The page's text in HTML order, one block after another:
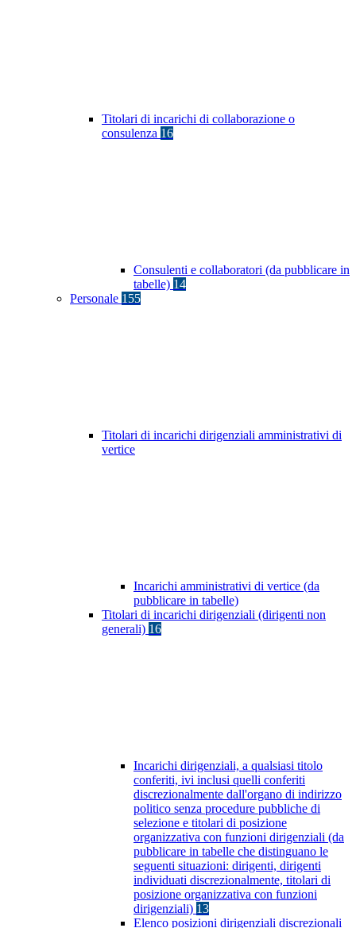
Titolari di incarichi di collaborazione o
consulenza 16
Consulenti e collaboratori (da pubblicare in
tabelle) 14
Personale 155
Titolari di incarichi dirigenziali amministrativi di
vertice
Incarichi amministrativi di vertice (da
pubblicare in tabelle)
Titolari di incarichi dirigenziali (dirigenti non
generali) 16
Incarichi dirigenziali, a qualsiasi titolo
conferiti, ivi inclusi quelli conferiti
discrezionalmente dall'organo di indirizzo
politico senza procedure pubbliche di
selezione e titolari di posizione
organizzativa con funzioni dirigenziali (da
pubblicare in tabelle che distinguano le
seguenti situazioni: dirigenti, dirigenti
individuati discrezionalmente, titolari di
posizione organizzativa con funzioni
dirigenziali) 13
Elenco posizioni dirigenziali discrezionali